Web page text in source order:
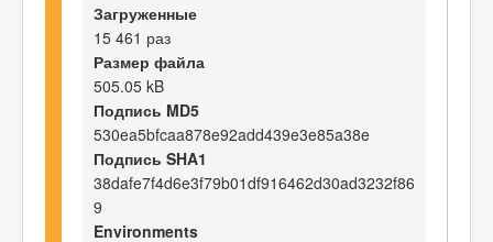
Загруженные
15 461 раз
Размер файла
505.05 kB
Подпись MD5
530ea5bfcaa878e92add439e3e85a38e
Подпись SHA1
38dafe7f4d6e3f79b01df916462d30ad3232f86
9
Environments